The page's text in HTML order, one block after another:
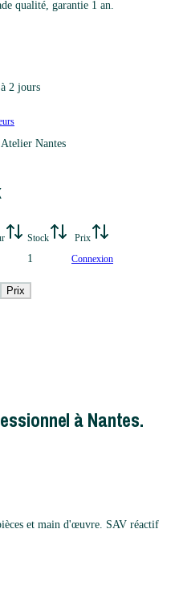
qualité, garantie 1 an.
2 jours
Atelier Nantes
Stock Prix
1 Connexion
Prix
à Nantes.
et main d'œuvre. SAV réactif